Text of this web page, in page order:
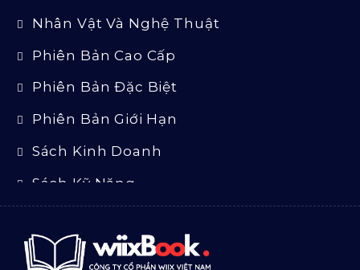
Nhân Vật Và Nghệ Thuật
Phiên Bản Cao Cấp
Phiên Bản Đặc Biệt
Phiên Bản Giới Hạn
Sách Kinh Doanh
Sách Kỹ Năng
Sách Ngoại Văn